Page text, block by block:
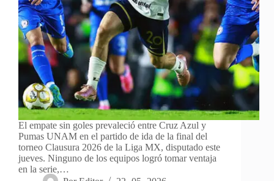
El empate sin goles prevaleció entre Cruz Azul y
Pumas UNAM en el partido de ida de la final del
torneo Clausura 2026 de la Liga MX, disputado este
jueves. Ninguno de los equipos logró tomar ventaja
en la serie,…